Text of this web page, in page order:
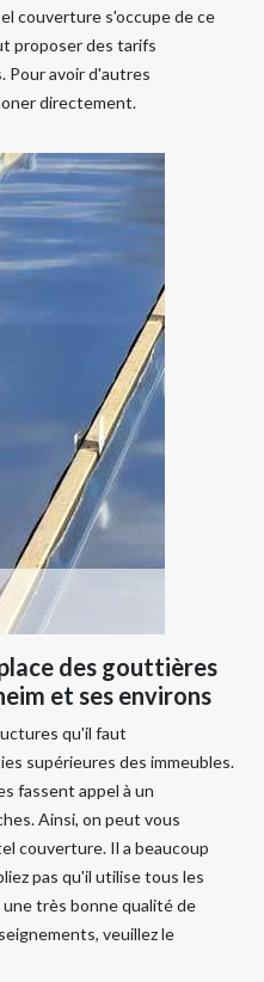
couverture s'occupe de ce
proposer des tarifs
Pour avoir d'autres
directement.
des gouttières
et ses environs
qu'il faut
supérieures des immeubles.
fassent appel à un
Ainsi, on peut vous
couverture. Il a beaucoup
pas qu'il utilise tous les
très bonne qualité de
veuillez le